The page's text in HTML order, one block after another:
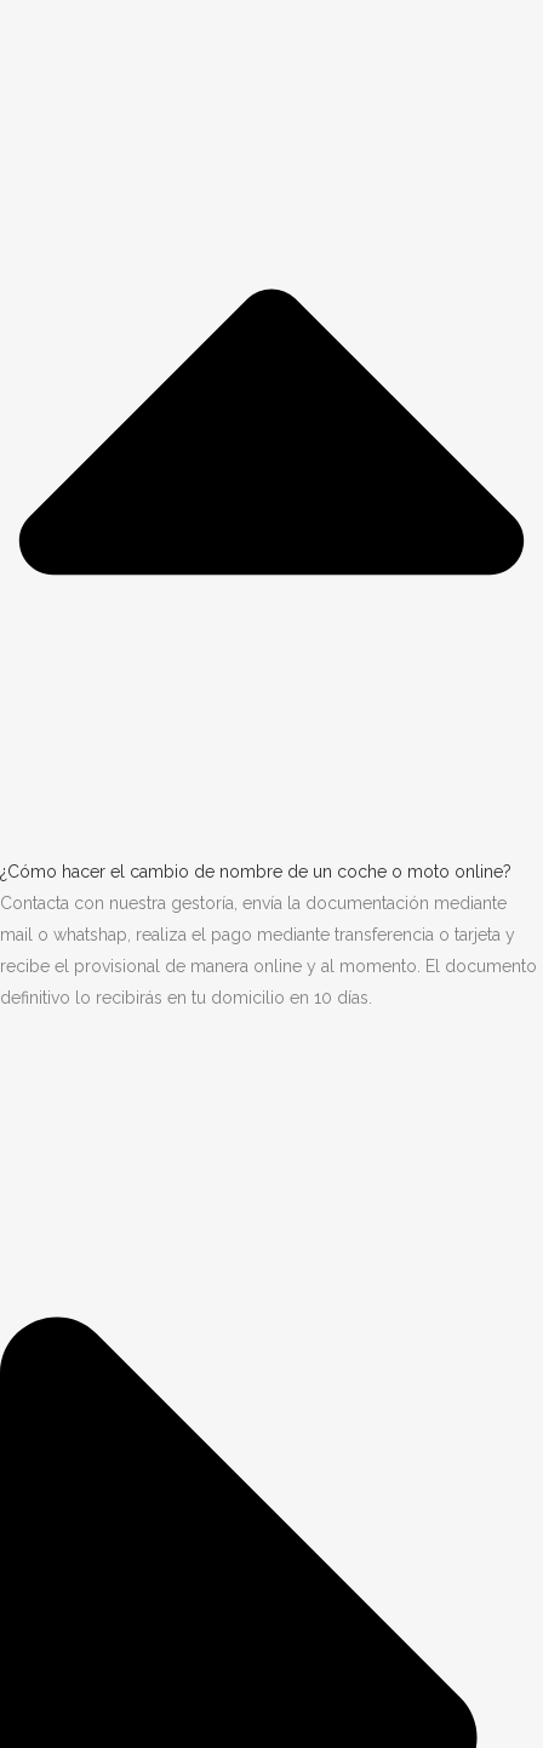
¿Cómo hacer el cambio de nombre de un coche o moto online?
Contacta con nuestra gestoría, envía la documentación mediante
mail o whatshap, realiza el pago mediante transferencia o tarjeta y
recibe el provisional de manera online y al momento. El documento
definitivo lo recibirás en tu domicilio en 10 días.